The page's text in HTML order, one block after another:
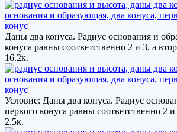
Даны два конуса. Радиус основания и
конуса равны соответственно 2 и 3, а
16.2к.
Условие: Даны два конуса. Радиус
первого конуса равны соответственно 2 и
2.5к.